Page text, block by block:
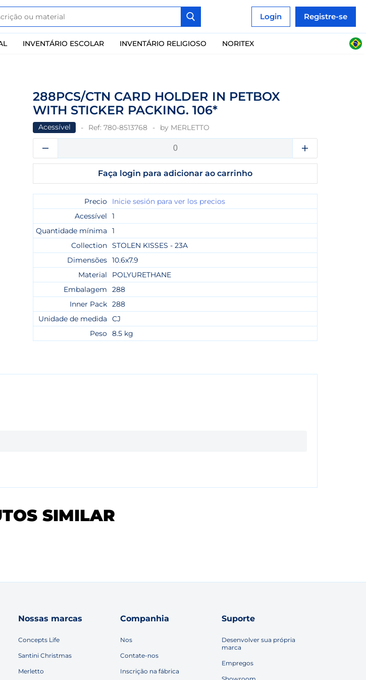
Login Registre-se
INVENTÁRIO ESCOLAR INVENTÁRIO RELIGIOSO NORITEX
288PCS/CTN CARD HOLDER IN PETBOX
WITH STICKER PACKING. 106*
Acessível Ref: 780-8513768 by MERLETTO
Faça login para adicionar ao carrinho
Precio
Inicie sesión para ver los precios
Acessível
1
Quantidade mínima
1
Collection STOLEN KISSES - 23A
Dimensões 10.6x7.9
Material
POLYURETHANE
Embalagem
288
Inner Pack 288
Unidade de medida
CJ
Peso 8.5 kg
SIMILAR
Nossas marcas
Concepts Life
Santini Christmas
Merletto
Companhia
Nos
Contate-nos
Inscrição na fábrica
Suporte
Desenvolver sua própria
marca
Empregos